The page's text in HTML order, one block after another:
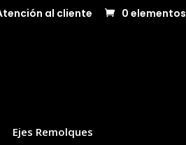
al cliente 0 elementos
Ejes Remolques